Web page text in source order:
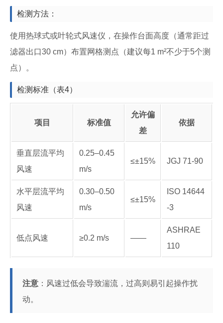
检测方法：
使用热球式或叶轮式风速仪，在操作台面高度（通常距过
滤器出口30 cm）布置网格测点（建议每1 m²不少于5个测
点）。
检测标准（表4）
项目 标准值
允许偏
差
依据
垂直层流平均
风速
0.25–0.45
m/s
≤±15% JGJ 71-90
水平层流平均
风速
0.30–0.50
m/s
≤±15%
ISO 14644
-3
低点风速 ≥0.2 m/s ——
ASHRAE
110
注意 ：风速过低会导致湍流，过高则易引起操作扰
动。